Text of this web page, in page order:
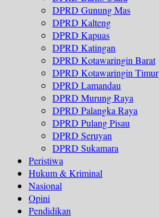
DPRD Gunung Mas
DPRD Kalteng
DPRD Kapuas
DPRD Katingan
DPRD Kotawaringin Barat
DPRD Kotawaringin Timur
DPRD Lamandau
DPRD Murung Raya
DPRD Palangka Raya
DPRD Pulang Pisau
DPRD Seruyan
DPRD Sukamara
Peristiwa
Hukum & Kriminal
Nasional
Opini
Pendidikan